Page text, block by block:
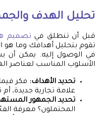
تحليل الهدف
قبل أن تنطلق في تصميم
تقوم بتحليل أهدافك وما
في الوصول إليه. يمكن أن
الأسلوب المناسب لعناصر
تحديد الأهداف: فكر
علامة تجارية جديدة،
تحديد الجمهور
المحتملون؟ معرفة